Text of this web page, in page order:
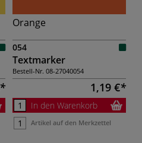
Orange
054
Textmarker
Bestell-Nr. 08-27040054
1,19 €
In den Warenkorb
Artikel auf den Merkzettel